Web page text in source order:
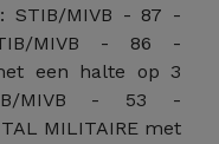
STIB/MIVB - 87 -
MIVB - 86 -
een halte op 3
MIVB - 53 -
MILITAIRE met